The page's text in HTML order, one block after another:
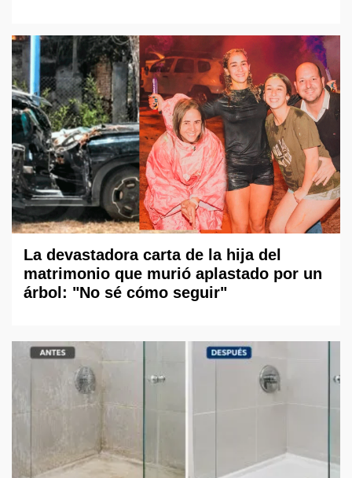
La devastadora carta de la hija del
matrimonio que murió aplastado por un
árbol: "No sé cómo seguir"